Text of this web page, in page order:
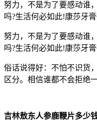
努力，不是为了要感动谁
吗?生活何必如此!康莎牙
努力，不是为了要感动谁
吗?生活何必如此!康莎牙
俗话说得好：不怕不识货
区分。相信谁都不会拒绝
吉林敖东人参鹿鞭片多少